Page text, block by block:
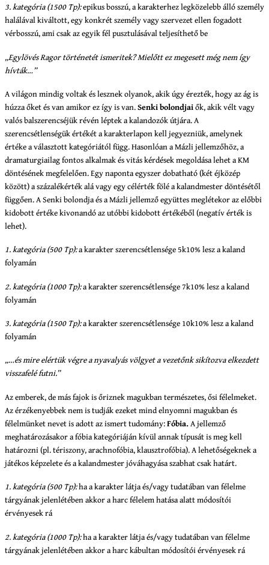
3. kategória (1500 Tp):epikus bosszú, a karakterhez legközelebb álló személy
halálával kiváltott, egy konkrét személy vagy szervezet ellen fogadott
vérbosszú, ami csak az egyik fél pusztulásával teljesíthető be
„Egylövés Ragor történetét ismeritek? Mielőtt ez megesett még nem így
hívták…”
A világon mindig voltak és lesznek olyanok, akik úgy érezték, hogy az ág is
húzza őket és van amikor ez így is van.Senki bolondjaiők, akik vélt vagy
valós balszerencséjük révén léptek a kalandozók útjára. A
szerencsétlenségük értékét a karakterlapon kell jegyezniük, amelynek
értéke a választott kategóriától függ. Hasonlóan a Mázli jellemzőhöz, a
dramaturgiailag fontos alkalmak és vitás kérdések megoldása lehet a KM
döntésének megfelelően. Egy naponta egyszer dobatható (két éjközép
között) a százalékérték alá vagy egy célérték fölé a kalandmester döntésétől
függően. A Senki bolondja és a Mázli jellemző együttes meglétekor az előbbi
kidobott értéke kivonandó az utóbbi kidobott értékéből (negatív érték is
lehet).
1. kategória (500 Tp):a karakter szerencsétlensége 5k10% lesz a kaland
folyamán
2. kategória (1000 Tp):a karakter szerencsétlensége 7k10% lesz a kaland
folyamán
3. kategória (1500 Tp):a karakter szerencsétlensége 10k10% lesz a kaland
folyamán
„…és mire elértük végre a nyavalyás völgyet a vezetőnk sikítozva elkezdett
visszafelé futni.”
Az emberek, de más fajok is őriznek magukban természetes, ősi félelmeket.
Az érzékenyebbek nem is tudják ezeket mind elnyomni magukban és
félelmünket nevet is adott az ismert tudomány:Fóbia.A jellemző
meghatározásakor a fóbia kategóriáján kívül annak típusát is meg kell
határozni (pl. tériszony, arachnofóbia, klausztrofóbia). A lehetőségeknek a
játékos képzelete és a kalandmester jóváhagyása szabhat csak határt.
1. kategória (500 Tp):ha a karakter látja és/vagy tudatában van félelme
tárgyának jelenlétében akkor a harc félelem hatása alatt módosítói
érvényesek rá
2. kategória (1000 Tp):ha a karakter látja és/vagy tudatában van félelme
tárgyának jelenlétében akkor a harc kábultan módosítói érvényesek rá